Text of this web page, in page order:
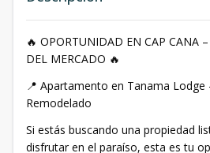
🔥 OPORTUNIDAD EN CAP CANA
DEL MERCADO 🔥
📍 Apartamento en Tanama
Remodelado
Si estás buscando una propiedad
disfrutar en el paraíso, esta es tu